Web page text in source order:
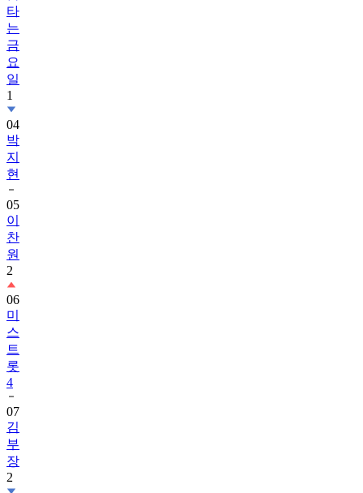
타
는
금
요
일
1
04
박
지
현
05
이
찬
원
2
06
미
스
트
롯
4
07
김
부
장
2